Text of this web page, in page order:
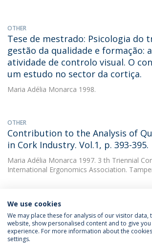
OTHER
Tese de mestrado: Psicologia do
gestão da qualidade e formação:
atividade de controlo visual. O
um estudo no sector da cortiça.
Maria Adélia Monarca 1998.
OTHER
Contribution to the Analysis of
in Cork Industry. Vol.1, p. 393-395.
Maria Adélia Monarca 1997. 3 th Triennial
International Ergonomics Association.
Política de Privacidade
Termos &
We use cookies
We may place these for analysis of our visitor
website, show personalised content and to give
experience. For more information about the
settings.